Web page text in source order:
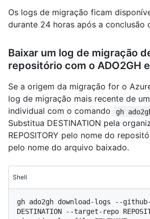
Os logs de migração ficam
durante 24 horas após a conclusão
Baixar um log de migração
repositório com o ADO2GH
Se a origem da migração for o
log de migração mais recente de
individual com o comando
gh
Substitua DESTINATION pela
REPOSITORY pelo nome do
pelo nome do arquivo baixado.
Shell
gh ado2gh download-logs --
DESTINATION --target-repo